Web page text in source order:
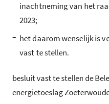
inachtneming van het
2023;
– het daarom wenselijk is
vast te stellen.
besluit vast te stellen de
energietoeslag